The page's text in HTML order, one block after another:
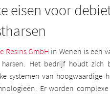
eisen voor
Resins GmbH in Wenen is een
harsen. Het bedrijf houdt
systemen van hoogwaardige
Er worden